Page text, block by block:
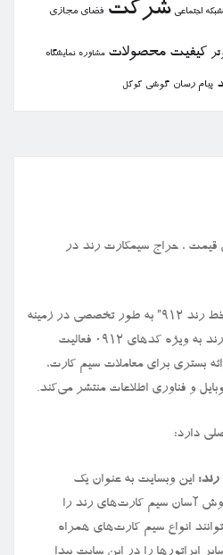
شبكه اجتماعی شركت فضای مجازی
كیفیت محصولات مشاوره نمایشگاه
پیام رسان گوشی گوگل
قیمت ، حراج سیمكارت رند در
وبسایت rond912.ir با عنوان “خط رند ۹۱۲” به طور تخصصی در زمینه
خرید و فروش سیم کارت‌های رند به ویژه کدهای ۰۹۱۲ فعالیت
بستری برای معاملات سیم کارت،
و فناوری اطلاعات منتشر می‌کند.
این وبسایت به عنوان یک
آسان سیم کارت‌های رند را
انواع سیم کارت‌های همراه